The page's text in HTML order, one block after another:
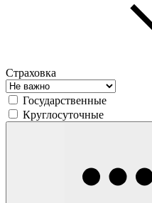
Страховка
Государственные
Круглосуточные